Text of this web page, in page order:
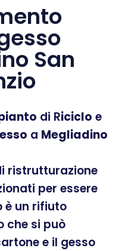
San
di Riciclo e
a Megliadino
ristrutturazione
per essere
è un rifiuto
che si può
e il gesso